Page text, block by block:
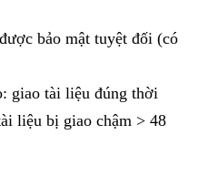
bảo mật tuyệt đối (có
giao tài liệu đúng thời
liệu bị giao chậm > 48